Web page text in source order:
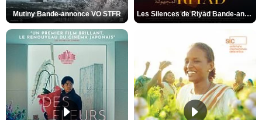
Mutiny Bande-annonce VO STFR Les Silences de Riyad Bande-annonce VO STFR